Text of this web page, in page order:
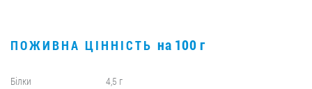
ПОЖИВНА ЦІННІСТЬ на 100 г
Білки
4,5 г